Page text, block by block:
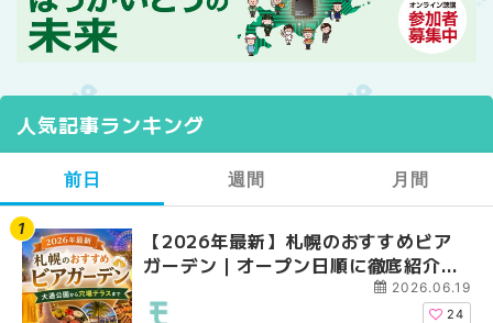
人気記事ランキング
前日
【2026年最新】札幌のおすすめビア
ガーデン｜オープン日順に徹底紹介！
大通公園から穴場テラスまで | MouLa
HOKKAIDO
2026.06.19
24
週間
【2026年最新】札幌
ガーデン｜オープン日
大通公園から穴場テ
月間
【2026年最新】札幌
ガーデン｜オープン日
大通公園から穴場テ